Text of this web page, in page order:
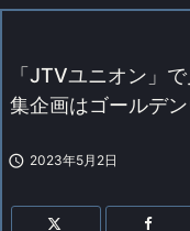
「JTVユニオン」
集企画はゴールデ
 2023年5月2日